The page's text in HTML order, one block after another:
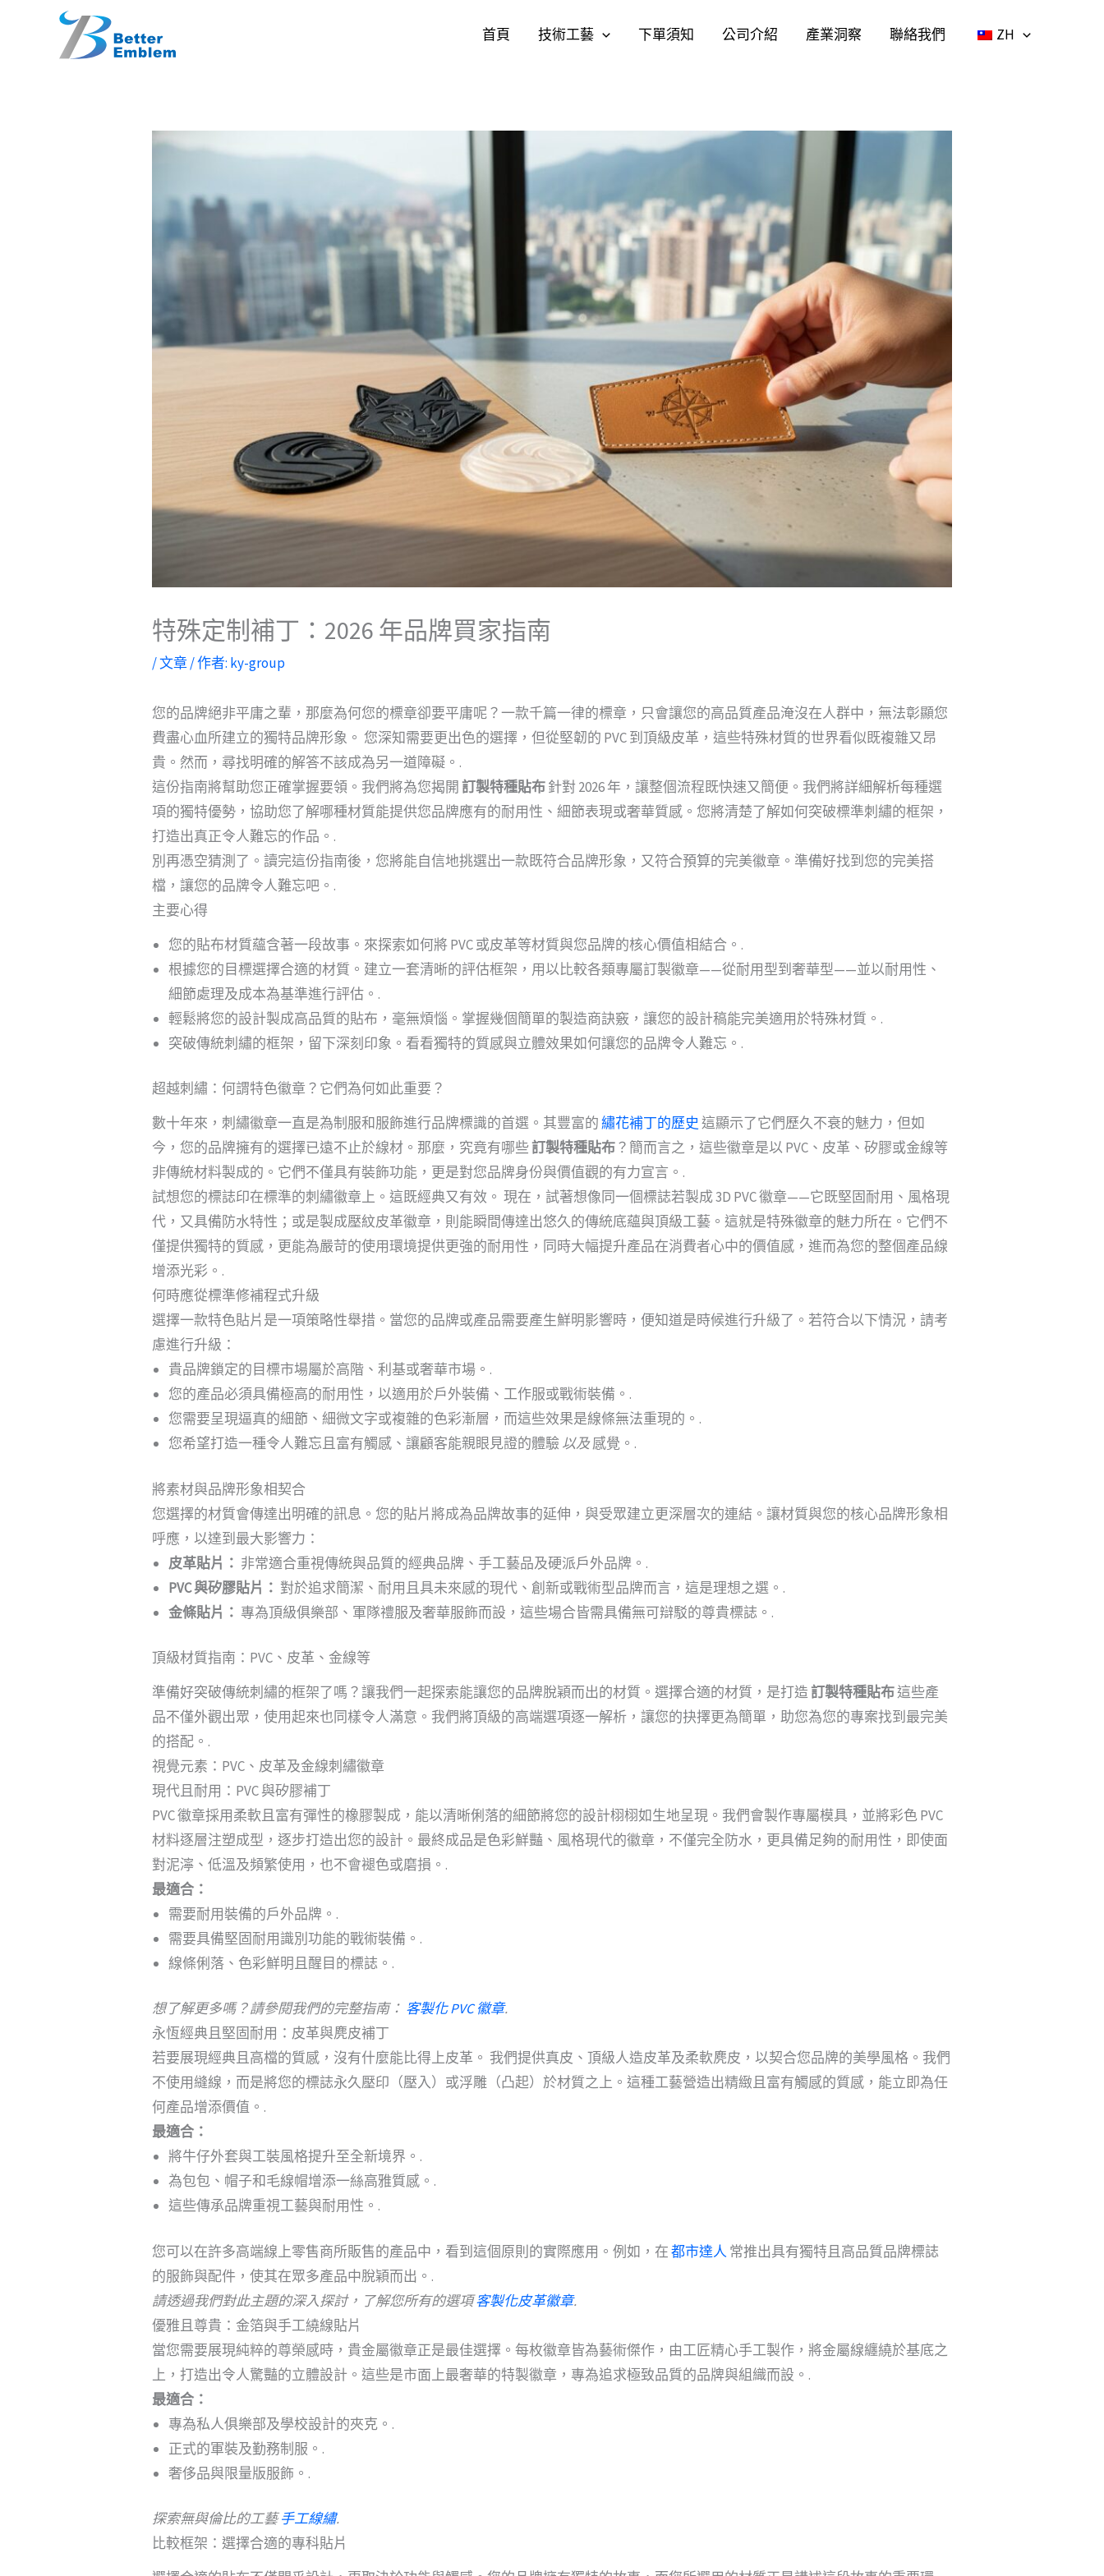
首頁 技術工藝 下單須知 公司介紹 產業洞察 聯絡我們 ZH
特殊定制補丁：2026 年品牌買家指南
/文章/ 作者: ky-group
您的品牌絕非平庸之輩，那麼為何您的標章卻要平庸呢？一款千篇一律的標章，只會讓您的高品質產品淹沒在人群中，無法彰顯您
費盡心血所建立的獨特品牌形象。 您深知需要更出色的選擇，但從堅韌的 PVC 到頂級皮革，這些特殊材質的世界看似既複雜又昂
貴。然而，尋找明確的解答不該成為另一道障礙。.
這份指南將幫助您正確掌握要領。我們將為您揭開訂製特種貼布針對 2026 年，讓整個流程既快速又簡便。我們將詳細解析每種選
項的獨特優勢，協助您了解哪種材質能提供您品牌應有的耐用性、細節表現或奢華質感。您將清楚了解如何突破標準刺繡的框架，
打造出真正令人難忘的作品。.
別再憑空猜測了。讀完這份指南後，您將能自信地挑選出一款既符合品牌形象，又符合預算的完美徽章。準備好找到您的完美搭
檔，讓您的品牌令人難忘吧。.
主要心得
您的貼布材質蘊含著一段故事。來探索如何將 PVC 或皮革等材質與您品牌的核心價值相結合。.
根據您的目標選擇合適的材質。建立一套清晰的評估框架，用以比較各類專屬訂製徽章——從耐用型到奢華型——並以耐用性、
細節處理及成本為基準進行評估。.
輕鬆將您的設計製成高品質的貼布，毫無煩惱。掌握幾個簡單的製造商訣竅，讓您的設計稿能完美適用於特殊材質。.
突破傳統刺繡的框架，留下深刻印象。看看獨特的質感與立體效果如何讓您的品牌令人難忘。.
超越刺繡：何謂特色徽章？它們為何如此重要？
數十年來，刺繡徽章一直是為制服和服飾進行品牌標識的首選。其豐富的繡花補丁的歷史 這顯示了它們歷久不衰的魅力，但如
今，您的品牌擁有的選擇已遠不止於線材。那麼，究竟有哪些訂製特種貼布？簡而言之，這些徽章是以 PVC、皮革、矽膠或金線等
非傳統材料製成的。它們不僅具有裝飾功能，更是對您品牌身份與價值觀的有力宣言。.
試想您的標誌印在標準的刺繡徽章上。這既經典又有效。 現在，試著想像同一個標誌若製成 3D PVC 徽章——它既堅固耐用、風格現
代，又具備防水特性；或是製成壓紋皮革徽章，則能瞬間傳達出悠久的傳統底蘊與頂級工藝。這就是特殊徽章的魅力所在。它們不
僅提供獨特的質感，更能為嚴苛的使用環境提供更強的耐用性，同時大幅提升產品在消費者心中的價值感，進而為您的整個產品線
增添光彩。.
何時應從標準修補程式升級
選擇一款特色貼片是一項策略性舉措。當您的品牌或產品需要產生鮮明影響時，便知道是時候進行升級了。若符合以下情況，請考
慮進行升級：
貴品牌鎖定的目標市場屬於高階、利基或奢華市場。.
您的產品必須具備極高的耐用性，以適用於戶外裝備、工作服或戰術裝備。.
您需要呈現逼真的細節、細微文字或複雜的色彩漸層，而這些效果是線條無法重現的。.
您希望打造一種令人難忘且富有觸感、讓顧客能親眼見證的體驗 以及感覺。.
將素材與品牌形象相契合
您選擇的材質會傳達出明確的訊息。您的貼片將成為品牌故事的延伸，與受眾建立更深層次的連結。讓材質與您的核心品牌形象相
呼應，以達到最大影響力：
皮革貼片： 非常適合重視傳統與品質的經典品牌、手工藝品及硬派戶外品牌。.
PVC 與矽膠貼片： 對於追求簡潔、耐用且具未來感的現代、創新或戰術型品牌而言，這是理想之選。.
金條貼片： 專為頂級俱樂部、軍隊禮服及奢華服飾而設，這些場合皆需具備無可辯駁的尊貴標誌。.
頂級材質指南：PVC、皮革、金線等
準備好突破傳統刺繡的框架了嗎？讓我們一起探索能讓您的品牌脫穎而出的材質。選擇合適的材質，是打造訂製特種貼布這些產
品不僅外觀出眾，使用起來也同樣令人滿意。我們將頂級的高端選項逐一解析，讓您的抉擇更為簡單，助您為您的專案找到最完美
的搭配。.
視覺元素：PVC、皮革及金線刺繡徽章
現代且耐用：PVC 與矽膠補丁
PVC 徽章採用柔軟且富有彈性的橡膠製成，能以清晰俐落的細節將您的設計栩栩如生地呈現。我們會製作專屬模具，並將彩色 PVC
材料逐層注塑成型，逐步打造出您的設計。最終成品是色彩鮮豔、風格現代的徽章，不僅完全防水，更具備足夠的耐用性，即使面
對泥濘、低溫及頻繁使用，也不會褪色或磨損。.
最適合：
需要耐用裝備的戶外品牌。.
需要具備堅固耐用識別功能的戰術裝備。.
線條俐落、色彩鮮明且醒目的標誌。.
想了解更多嗎？請參閱我們的完整指南： 客製化 PVC 徽章.
永恆經典且堅固耐用：皮革與麂皮補丁
若要展現經典且高檔的質感，沒有什麼能比得上皮革。 我們提供真皮、頂級人造皮革及柔軟麂皮，以契合您品牌的美學風格。我們
不使用縫線，而是將您的標誌永久壓印（壓入）或浮雕（凸起）於材質之上。這種工藝營造出精緻且富有觸感的質感，能立即為任
何產品增添價值。.
最適合：
將牛仔外套與工裝風格提升至全新境界。.
為包包、帽子和毛線帽增添一絲高雅質感。.
這些傳承品牌重視工藝與耐用性。.
您可以在許多高端線上零售商所販售的產品中，看到這個原則的實際應用。例如，在都市達人 常推出具有獨特且高品質品牌標誌
的服飾與配件，使其在眾多產品中脫穎而出。.
請透過我們對此主題的深入探討，了解您所有的選項客製化皮革徽章.
優雅且尊貴：金箔與手工繞線貼片
當您需要展現純粹的尊榮感時，貴金屬徽章正是最佳選擇。每枚徽章皆為藝術傑作，由工匠精心手工製作，將金屬線纏繞於基底之
上，打造出令人驚豔的立體設計。這些是市面上最奢華的特製徽章，專為追求極致品質的品牌與組織而設。.
最適合：
專為私人俱樂部及學校設計的夾克。.
正式的軍裝及勤務制服。.
奢侈品與限量版服飾。.
探索無與倫比的工藝手工線繡.
比較框架：選擇合適的專科貼片